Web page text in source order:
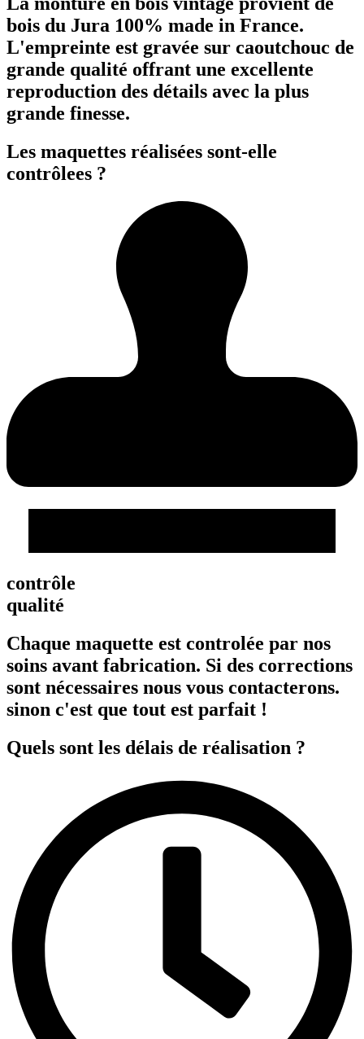
bois du Jura 100% made in France.
L'empreinte est gravée sur caoutchouc de
grande qualité offrant une excellente
reproduction des détails avec la plus
grande finesse.
Les maquettes réalisées sont-elle
contrôlees ?
contrôle
qualité
Chaque maquette est controlée par nos
soins avant fabrication. Si des corrections
sont nécessaires nous vous contacterons.
sinon c'est que tout est parfait !
Quels sont les délais de réalisation ?